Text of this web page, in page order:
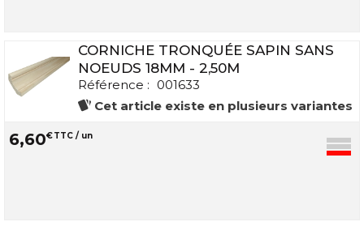
CORNICHE TRONQUÉE SAPIN SANS
NOEUDS 18MM - 2,50M
Référence : 001633
Cet article existe en plusieurs variantes
6,60€TTC / un